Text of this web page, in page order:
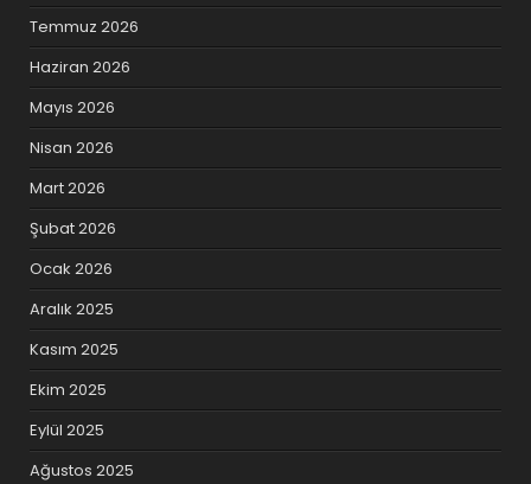
Temmuz 2026
Haziran 2026
Mayıs 2026
Nisan 2026
Mart 2026
Şubat 2026
Ocak 2026
Aralık 2025
Kasım 2025
Ekim 2025
Eylül 2025
Ağustos 2025